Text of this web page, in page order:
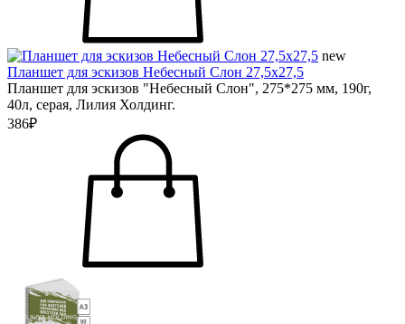
new
Планшет для эскизов Небесный Слон 27,5х27,5
Планшет для эскизов "Небесный Слон", 275*275 мм, 190г,
40л, серая, Лилия Холдинг.
386₽